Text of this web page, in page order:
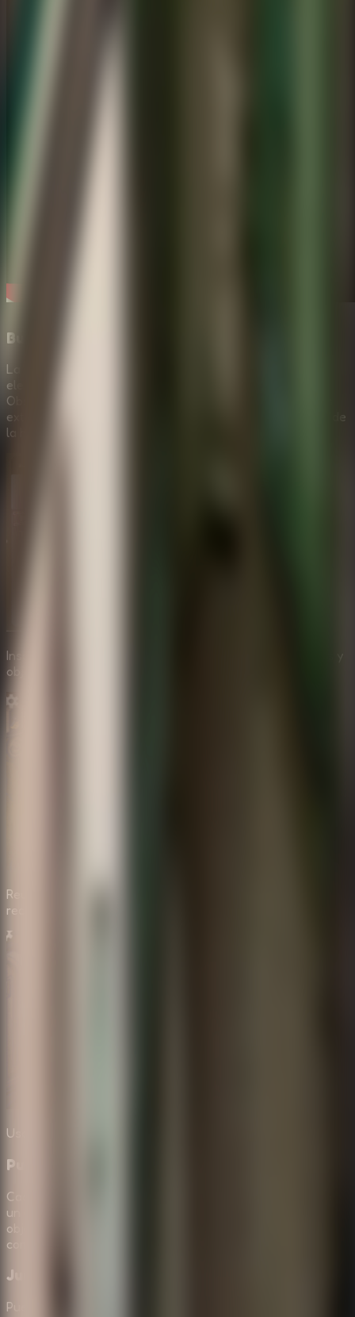
Busca en una habitacion llena de recuerdos
La sala esta llena de pistas visuales, objetos ocultos y
elementos de puzzle que recompensan la paciencia.
Observa muebles, decoracion, notas, cerraduras y formas
extranas; un detalle minimo puede abrir el siguiente paso de
la historia.
Inspecciona la habitacion con calma para encontrar pistas y
objetos utiles.
Reune pistas que revelan el secreto detras de los
recuerdos.
Usa logica y observacion para resolver cada cerradura.
Puzzles logicos conectados con la historia
Cada rompecabezas se siente ligado al misterio, no como
un obstaculo aleatorio. Encontraras desafios de logica,
objetos ocultos, interacciones con el entorno y
combinaciones de pistas que revelan mas del pasado.
Juego en navegador para desktop y movil
Puedes jugar gratis sin instalar nada. El mouse facilita